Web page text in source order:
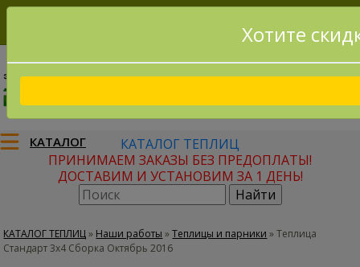
8(915)795-56-02
КАТАЛОГ
КАТАЛОГ ТЕПЛИЦ
ПРИНИМАЕМ ЗАКАЗЫ БЕЗ ПРЕДОПЛАТЫ!
ДОСТАВИМ И УСТАНОВИМ ЗА 1 ДЕНЬ!
КАТАЛОГ ТЕПЛИЦ» Наши работы »Теплицы и парники »Теплица
Стандарт 3х4 Сборка Октябрь 2016
Хотите